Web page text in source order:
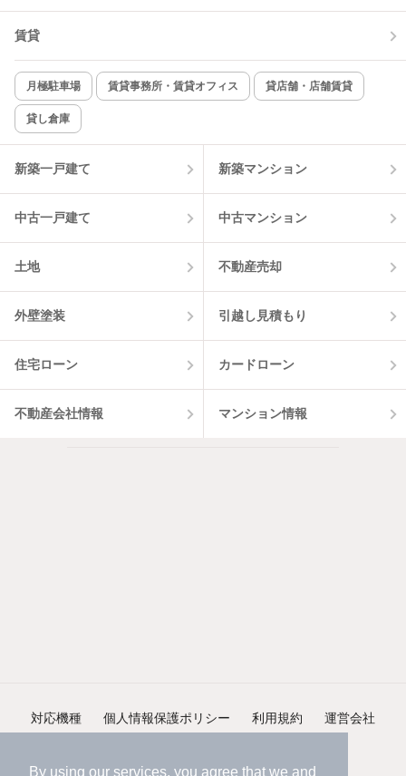
By using our services, you agree that we and
新着のみ インターネット無料
該当件数:
物件一覧に反映
賃貸
月極駐車場 賃貸事務所・賃貸オフィス 貸店舗・店舗賃貸
貸し倉庫
新築一戸建て 新築マンション
中古一戸建て 中古マンション
土地 不動産売却
外壁塗装 引越し見積もり
住宅ローン カードローン
不動産会社情報 マンション情報
対応機種 個人情報保護ポリシー 利用規約 運営会社